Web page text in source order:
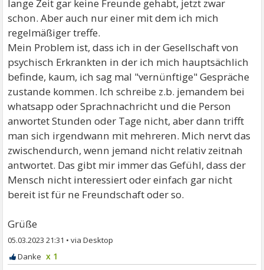
lange Zeit gar keine Freunde gehabt, jetzt zwar
schon. Aber auch nur einer mit dem ich mich
regelmäßiger treffe.
Mein Problem ist, dass ich in der Gesellschaft von
psychisch Erkrankten in der ich mich hauptsächlich
befinde, kaum, ich sag mal "vernünftige" Gespräche
zustande kommen. Ich schreibe z.b. jemandem bei
whatsapp oder Sprachnachricht und die Person
anwortet Stunden oder Tage nicht, aber dann trifft
man sich irgendwann mit mehreren. Mich nervt das
zwischendurch, wenn jemand nicht relativ zeitnah
antwortet. Das gibt mir immer das Gefühl, dass der
Mensch nicht interessiert oder einfach gar nicht
bereit ist für ne Freundschaft oder so.
Grüße
05.03.2023 21:31 •
x 1